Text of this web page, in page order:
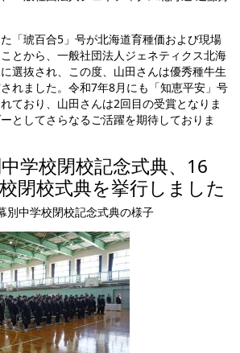
「琥百合5」号が北海道育種価および現場
とから、一般社団法人ジェネティクス北海
選抜され、この度、山田さんは優秀種牛生
れました。令和7年8月にも「知恵平安」号
ており、山田さんは2回目の受賞となりま
としてさらなるご活躍を期待しておりま
学校閉校記念式典、16
閉校式典を挙行しました
別中学校閉校記念式典の様子